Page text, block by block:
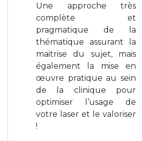
Une approche très
complète et
pragmatique de la
thématique assurant la
maitrise du sujet, mais
également la mise en
œuvre pratique au sein
de la clinique pour
optimiser l’usage de
votre laser et le valoriser
!